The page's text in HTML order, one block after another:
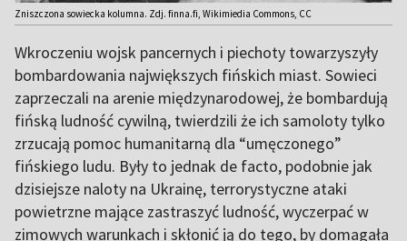
Zniszczona sowiecka kolumna. Zdj. finna.fi, Wikimiedia Commons, CC
Wkroczeniu wojsk pancernych i piechoty towarzyszyły
bombardowania największych fińskich miast. Sowieci
zaprzeczali na arenie międzynarodowej, że bombardują
fińską ludność cywilną, twierdzili że ich samoloty tylko
zrzucają pomoc humanitarną dla “umęczonego”
fińskiego ludu. Były to jednak de facto, podobnie jak
dzisiejsze naloty na Ukrainę, terrorystyczne ataki
powietrzne mające zastraszyć ludność, wyczerpać w
zimowych warunkach i skłonić ją do tego, by domagała